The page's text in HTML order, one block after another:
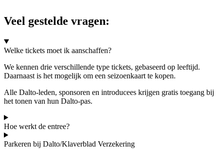
Veel gestelde vragen:
Welke tickets moet ik aanschaffen?
We kennen drie verschillende type tickets, gebaseerd op leeftijd.
Daarnaast is het mogelijk om een seizoenkaart te kopen.
Alle Dalto-leden, sponsoren en introducees krijgen gratis toegang bij
het tonen van hun Dalto-pas.
Hoe werkt de entree?
Parkeren bij Dalto/Klaverblad Verzekering